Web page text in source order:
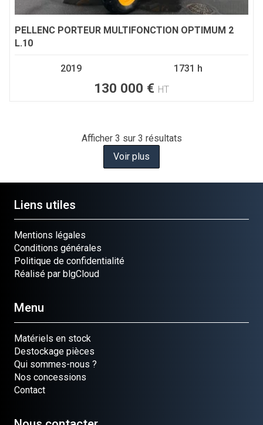
PELLENC PORTEUR MULTIFONCTION OPTIMUM 2
L.10
2019 1731 h
130 000 € HT
Afficher 3 sur 3 résultats
Voir plus
Liens utiles
Mentions légales
Conditions générales
Politique de confidentialité
Réalisé par blgCloud
Menu
Matériels en stock
Destockage pièces
Qui sommes-nous ?
Nos concessions
Contact